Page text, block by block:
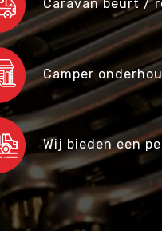
Caravan beurt /
Camper
Wij bieden een